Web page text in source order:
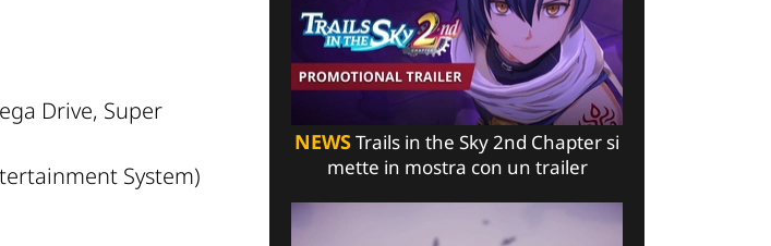
Drive, Super
System)
NEWSTrails in the Sky 2nd Chapter si
mette in mostra con un trailer